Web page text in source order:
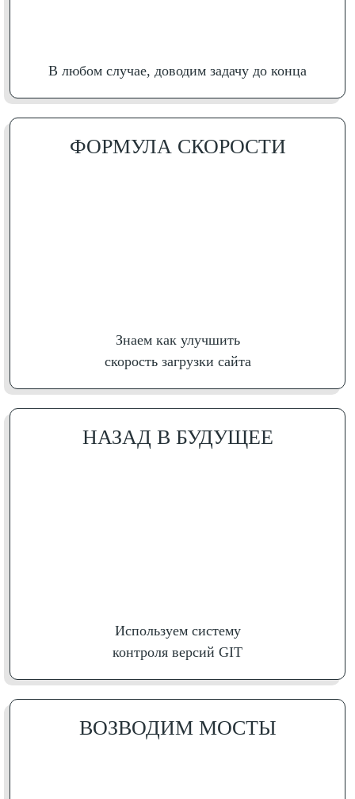
В любом случае, доводим задачу до конца
ФОРМУЛА СКОРОСТИ
Знаем как улучшить
скорость загрузки сайта
НАЗАД В БУДУЩЕЕ
Используем систему
контроля версий GIT
ВОЗВОДИМ МОСТЫ